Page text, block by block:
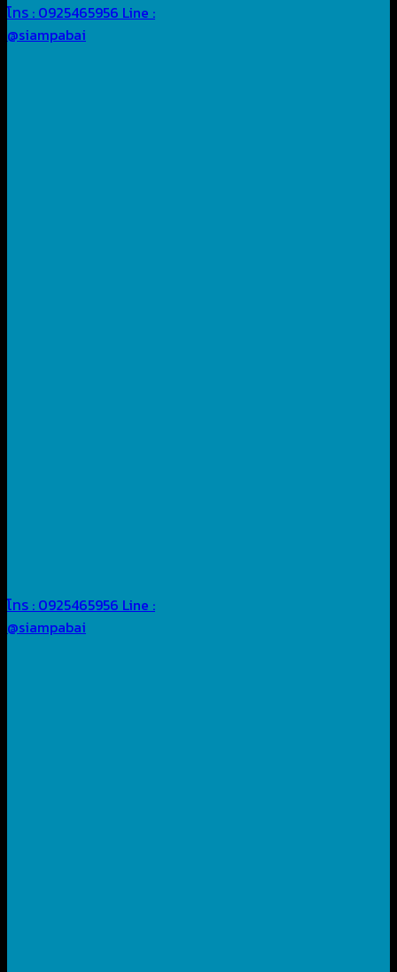
โทร : 0925465956 Line :
@siampabai
โทร : 0925465956 Line :
@siampabai